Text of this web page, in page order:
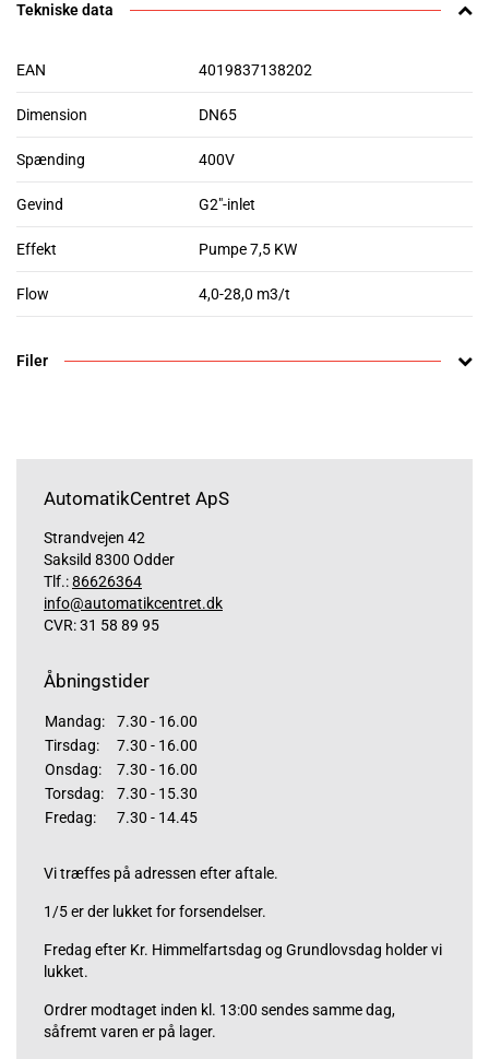
Tekniske data
EAN 4019837138202
Dimension DN65
Spænding 400V
Gevind G2"-inlet
Effekt Pumpe 7,5 KW
Flow 4,0-28,0 m3/t
Filer
AutomatikCentret ApS
Strandvejen 42
Saksild 8300 Odder
Tlf.:86626364
info@automatikcentret.dk
CVR: 31 58 89 95
Åbningstider
Mandag:
7.30 - 16.00
Tirsdag:
7.30 - 16.00
Onsdag:
7.30 - 16.00
Torsdag:
7.30 - 15.30
Fredag:
7.30 - 14.45
Vi træffes på adressen efter aftale.
1/5 er der lukket for forsendelser.
Fredag efter Kr. Himmelfartsdag og Grundlovsdag holder vi
lukket.
Ordrer modtaget inden kl. 13:00 sendes samme dag,
såfremt varen er på lager.